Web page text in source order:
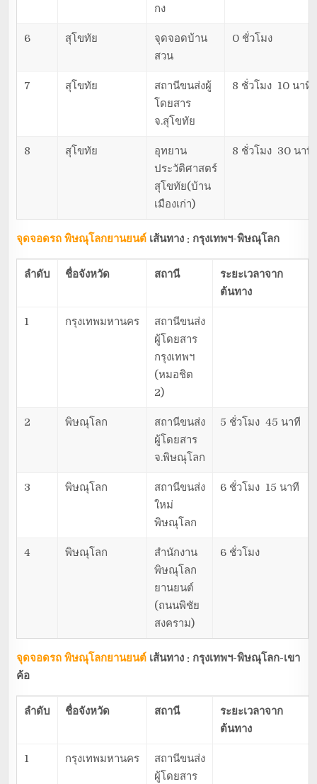
กง
6 สุโขทัย
จุดจอดบ้าน
สวน
0 ชั่วโมง
7 สุโขทัย
สถานีขนส่งผู้
โดยสาร
จ.สุโขทัย
8 ชั่วโมง 10 นาที
8 สุโขทัย
อุทยาน
ประวัติศาสตร์
สุโขทัย(บ้าน
เมืองเก่า)
8 ชั่วโมง 30 นาที
จุดจอดรถ พิษณุโลกยานยนต์ เส้นทาง : กรุงเทพฯ-พิษณุโลก
ลำดับ ชื่อจังหวัด สถานี
ระยะเวลาจาก
ต้นทาง
1 กรุงเทพมหานคร
สถานีขนส่ง
ผู้โดยสาร
กรุงเทพฯ
(หมอชิต
2)
2 พิษณุโลก
สถานีขนส่ง
ผู้โดยสาร
จ.พิษณุโลก
5 ชั่วโมง 45 นาที
3 พิษณุโลก
สถานีขนส่ง
ใหม่
พิษณุโลก
6 ชั่วโมง 15 นาที
4 พิษณุโลก
สำนักงาน
พิษณุโลก
ยานยนต์
(ถนนพิชัย
สงคราม)
6 ชั่วโมง
จุดจอดรถ พิษณุโลกยานยนต์ เส้นทาง : กรุงเทพฯ-พิษณุโลก-เขา
ค้อ
ลำดับ ชื่อจังหวัด สถานี
ระยะเวลาจาก
ต้นทาง
1 กรุงเทพมหานคร
สถานีขนส่ง
ผู้โดยสาร